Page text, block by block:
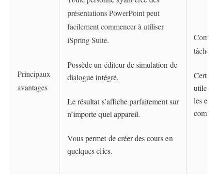
Principaux
avantages
présentations PowerPoint peut
facilement commencer à utiliser
iSpring Suite.
Possède un éditeur de simulation de
dialogue intégré.
Le résultat s’affiche parfaitement sur
n’importe quel appareil.
Vous permet de créer des cours en
quelques clics.
tâches
utiles
les